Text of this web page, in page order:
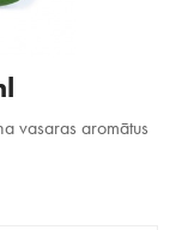
vasaras aromātus